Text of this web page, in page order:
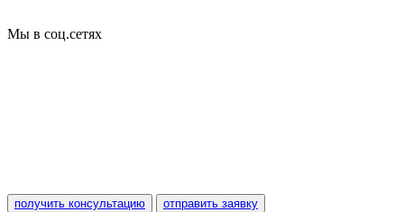
Мы в соц.сетях
получить консультацию отправить заявку